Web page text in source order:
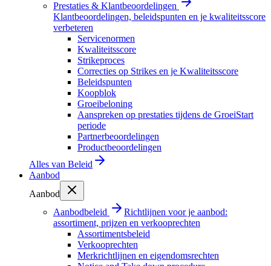
Prestaties & Klantbeoordelingen
Klantbeoordelingen, beleidspunten en je kwaliteitsscore
verbeteren
Servicenormen
Kwaliteitsscore
Strikeproces
Correcties op Strikes en je Kwaliteitsscore
Beleidspunten
Koopblok
Groeibeloning
Aanspreken op prestaties tijdens de GroeiStart
periode
Partnerbeoordelingen
Productbeoordelingen
Alles van Beleid
Aanbod
Aanbod
Aanbodbeleid
Richtlijnen voor je aanbod:
assortiment, prijzen en verkooprechten
Assortimentsbeleid
Verkooprechten
Merkrichtlijnen en eigendomsrechten